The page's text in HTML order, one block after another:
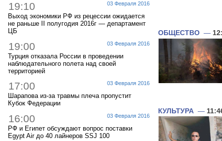
03 Февраля 2016
19:10
Выход экономики РФ из рецессии ожидается
не раньше II полугодия 2016г — департамент
ЦБ
03 Февраля 2016
19:00
Турция отказала России в проведении
наблюдательного полета над своей
территорией
03 Февраля 2016
17:00
Шарапова из-за травмы плеча пропустит
Кубок Федерации
03 Февраля 2016
16:00
РФ и Египет обсуждают вопрос поставки
Egypt Air до 40 лайнеров SSJ 100
ОБЩЕСТВО —
КУЛЬТУРА —